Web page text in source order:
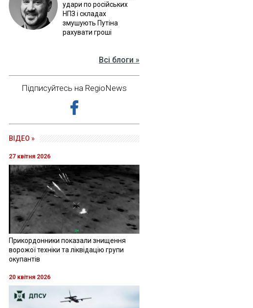
удари по російських
НПЗ і складах
змушують Путіна
рахувати гроші
Всі блоги »
Підписуйтесь на RegioNews
ВІДЕО »
27 квітня 2026
Прикордонники показали знищення
ворожої техніки та ліквідацію групи
окупантів
20 квітня 2026